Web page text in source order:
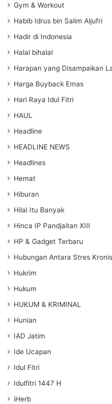
Gym & Workout
Habib Idrus bin Salim Aljufri
Hadir di Indonesia
Halal bihalal
Harapan yang Disampaikan
Harga Buyback Emas
Hari Raya Idul Fitri
HAUL
Headline
HEADLINE NEWS
Headlines
Hemat
Hiburan
Hilal Itu Banyak
Hinca IP Pandjaitan XIII
HP & Gadget Terbaru
Hubungan Antara Stres Kronis
Hukrim
Hukum
HUKUM & KRIMINAL
Hunian
IAD Jatim
Ide Ucapan
Idul Fitri
Idulfitri 1447 H
iHerb